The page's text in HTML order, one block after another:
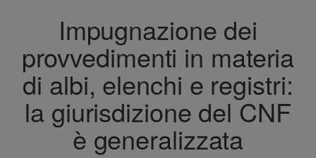
Impugnazione dei
provvedimenti in materia
di albi, elenchi e registri:
la giurisdizione del CNF
è generalizzata